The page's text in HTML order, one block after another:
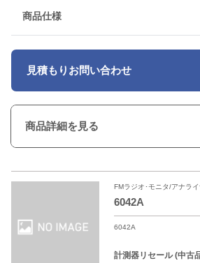
商品仕様
見積もり お問い合わせ
商品詳細を見る
FMラジオ･モニタ/アナラ
6042A
6042A
計測器リセール(中古